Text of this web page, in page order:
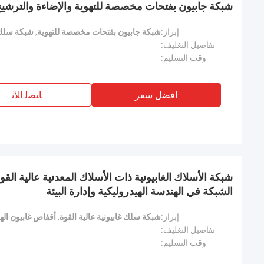
رحلة ميدانية.
جداً. أنا
2017.ما
شبكة جابيون بفتحات مخصصة للتهوية والإضاءة
إبراز:شبكة جابيون بفتحات مخصصة للتهوية, شبكة
تفاصيل التغليف:
وقت التسليم:
افضل سعر ﺎﺘﺼﻟ ﺍﻶﻧ
شبكة الأسلاك الغابيونية ذات الأسلاك المعدنية عالية
الشبكة في الهندسة الهيدروليكية وإدارة البيئة
إبراز:شبكة سلك غابيونية عالية القوة, أقفاص غابيون
تفاصيل التغليف:
وقت التسليم: